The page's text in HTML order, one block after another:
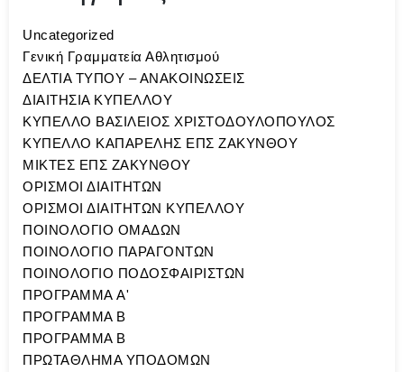
Uncategorized
Γενική Γραμματεία Αθλητισμού
ΔΕΛΤΙΑ ΤΥΠΟΥ – ΑΝΑΚΟΙΝΩΣΕΙΣ
ΔΙΑΙΤΗΣΙΑ ΚΥΠΕΛΛΟΥ
ΚΥΠΕΛΛΟ ΒΑΣΙΛΕΙΟΣ ΧΡΙΣΤΟΔΟΥΛΟΠΟΥΛΟΣ
ΚΥΠΕΛΛΟ ΚΑΠΑΡΕΛΗΣ ΕΠΣ ΖΑΚΥΝΘΟΥ
ΜΙΚΤΕΣ ΕΠΣ ΖΑΚΥΝΘΟΥ
ΟΡΙΣΜΟΙ ΔΙΑΙΤΗΤΩΝ
ΟΡΙΣΜΟΙ ΔΙΑΙΤΗΤΩΝ ΚΥΠΕΛΛΟΥ
ΠΟΙΝΟΛΟΓΙΟ ΟΜΑΔΩΝ
ΠΟΙΝΟΛΟΓΙΟ ΠΑΡΑΓΟΝΤΩΝ
ΠΟΙΝΟΛΟΓΙΟ ΠΟΔΟΣΦΑΙΡΙΣΤΩΝ
ΠΡΟΓΡΑΜΜΑ A'
ΠΡΟΓΡΑΜΜΑ Β
ΠΡΟΓΡΑΜΜΑ Β
ΠΡΩΤΑΘΛΗΜΑ ΥΠΟΔΟΜΩΝ